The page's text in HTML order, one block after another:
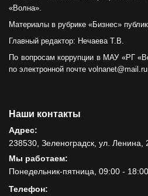
«Волна».
Материалы в рубрике «Бизнес»
Главный редактор: Нечаева Т.В.
По вопросам коррупции в МАУ «РГ
по электронной почте volnanet@mail.ru
Наши контакты
Адрес:
238530, Зеленоградск, ул. Ленина,
Мы работаем:
Понедельник-пятница, 09:00 - 18:00
Телефон: